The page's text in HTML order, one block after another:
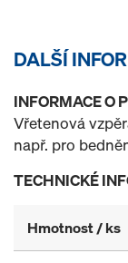
DALŠÍ
INFORMACE O
Vřetenová
např. pro
TECHNICKÉ
Hmotnost / ks